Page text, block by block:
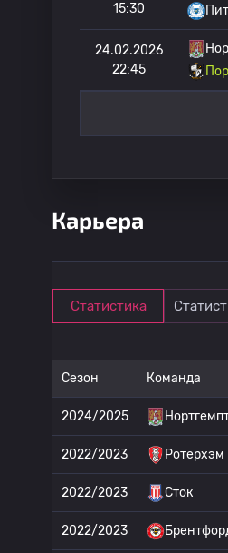
15:30
24.02.2026
22:45
Карьера
Статистика
Сезон Команда
2024/2025
2022/2023 Ротерхэм
2022/2023 Сток
2022/2023